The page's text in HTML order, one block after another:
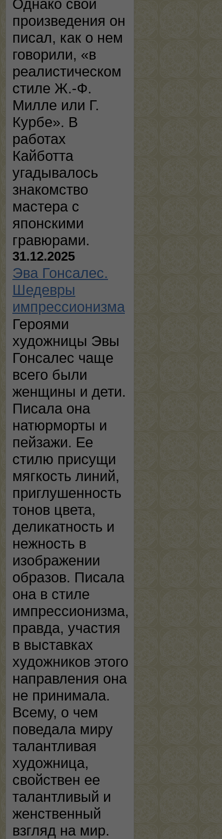
Однако свои
произведения он
писал, как о нем
говорили, «в
реалистическом
стиле Ж.-Ф.
Милле или Г.
Курбе». В
работах
Кайботта
угадывалось
знакомство
мастера с
японскими
гравюрами.
31.12.2025
Эва Гонсалес.
Шедевры
импрессионизма
Героями
художницы Эвы
Гонсалес чаще
всего были
женщины и дети.
Писала она
натюрморты и
пейзажи. Ее
стилю присущи
мягкость линий,
приглушенность
тонов цвета,
деликатность и
нежность в
изображении
образов. Писала
она в стиле
импрессионизма,
правда, участия
в выставках
художников этого
направления она
не принимала.
Всему, о чем
поведала миру
талантливая
художница,
свойствен ее
талантливый и
женственный
взгляд на мир.